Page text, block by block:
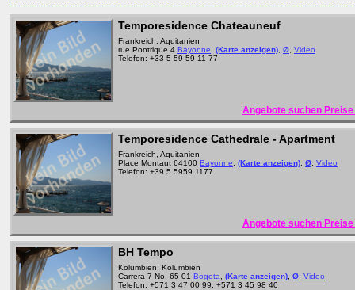
Temporesidence Chateauneuf
Frankreich, Aquitanien
rue Pontrique 4 Bayonne (Karte anzeigen) Ø Video
Telefon: +33 5 59 59 11 77
Angebote suchen
Temporesidence Cathedrale - Apartment
Frankreich, Aquitanien
Place Montaut 64100 Bayonne (Karte anzeigen) Ø Video
Telefon: +39 5 5959 1177
Angebote suchen
BH Tempo
Kolumbien, Kolumbien
Carrera 7 No. 65-01 Bogota (Karte anzeigen) Ø Video
Telefon: +571 3 47 00 99, +571 3 45 98 40